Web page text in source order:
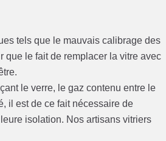
tels que le mauvais calibrage des
que le fait de remplacer la vitre avec
le verre, le gaz contenu entre le
il est de ce fait nécessaire de
isolation. Nos artisans vitriers